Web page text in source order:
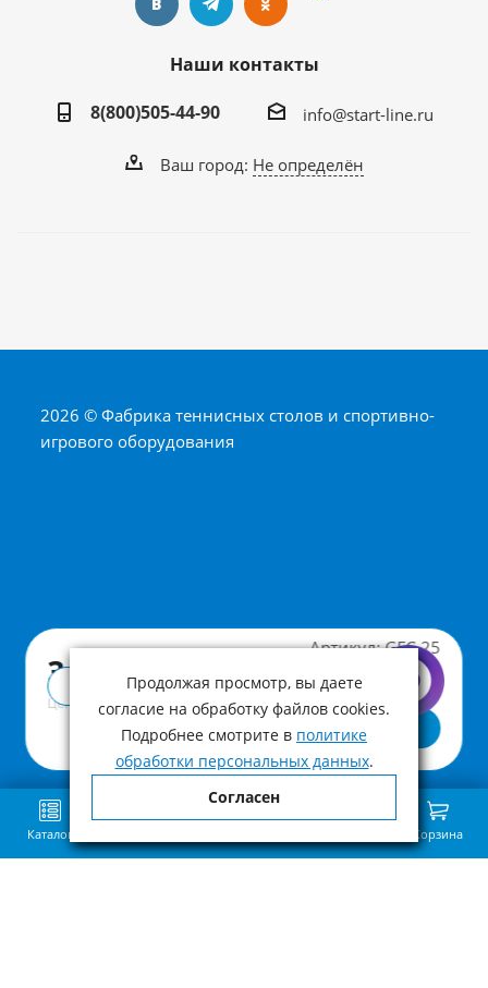
Артикул: GFC-25
3 860 ₽
Цена с учетом НДС
В корзину
Купить в 1 клик
Наши контакты
8(800)505-44-90
info@start-line.ru
Ваш город: Не определён
2026 © Фабрика теннисных столов и спортивно-
игрового оборудования
Каталог Корзина
Продолжая просмотр, вы даете
согласие на обработку файлов cookies.
Подробнее смотрите в политике
обработки персональных данных.
Согласен